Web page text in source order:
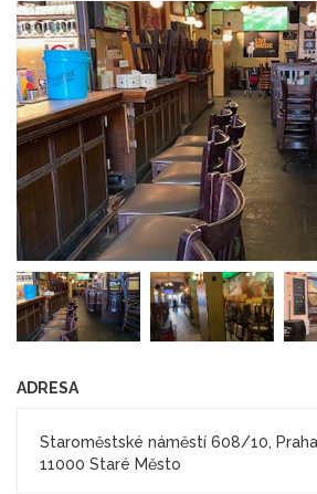
ADRESA
Staroměstské náměstí 608/10,
11000 Staré Město